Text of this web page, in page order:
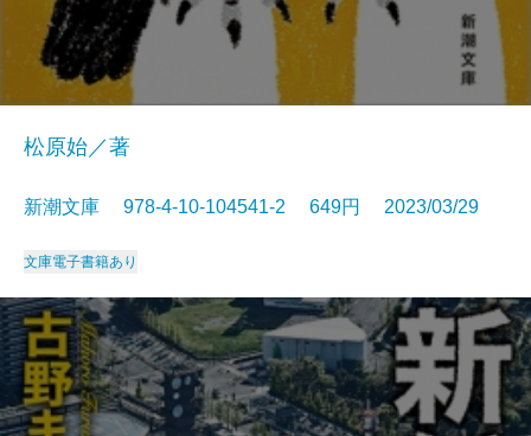
松原始／著
新潮文庫 978-4-10-104541-2 649円 2023/03/29
文庫電子書籍あり